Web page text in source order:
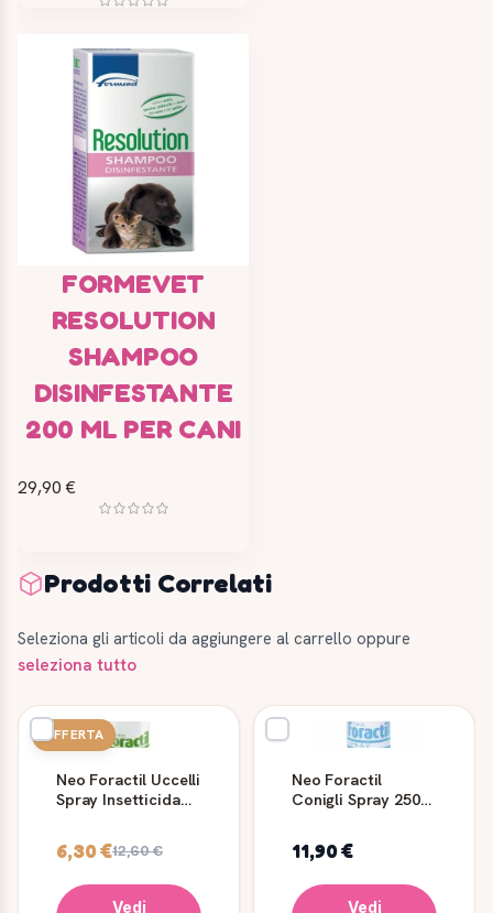
FORMEVET
RESOLUTION
SHAMPOO
DISINFESTANTE
200 ML PER CANI
29,90 €
Prodotti Correlati
Seleziona gli articoli da aggiungere al carrello oppure
seleziona tutto
OFFERTA
Neo Foractil Uccelli
Spray Insetticida
6,30 €12,60 €
Vedi
Neo Foractil
Conigli Spray 250
11,90 €
Vedi